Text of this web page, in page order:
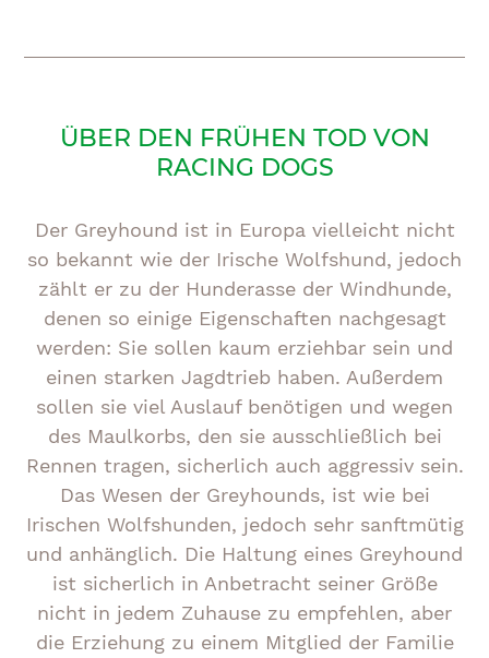
ÜBER DEN FRÜHEN TOD VON
RACING DOGS
Der Greyhound ist in Europa vielleicht nicht
so bekannt wie der Irische Wolfshund, jedoch
zählt er zu der Hunderasse der Windhunde,
denen so einige Eigenschaften nachgesagt
werden: Sie sollen kaum erziehbar sein und
einen starken Jagdtrieb haben. Außerdem
sollen sie viel Auslauf benötigen und wegen
des Maulkorbs, den sie ausschließlich bei
Rennen tragen, sicherlich auch aggressiv sein.
Das Wesen der Greyhounds, ist wie bei
Irischen Wolfshunden, jedoch sehr sanftmütig
und anhänglich. Die Haltung eines Greyhound
ist sicherlich in Anbetracht seiner Größe
nicht in jedem Zuhause zu empfehlen, aber
die Erziehung zu einem Mitglied der Familie